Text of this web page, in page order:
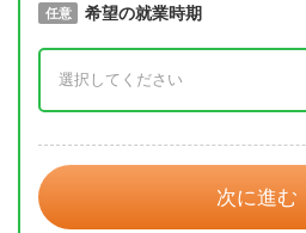
必須 取得予定年
任意 希望の就業時期
次に進む